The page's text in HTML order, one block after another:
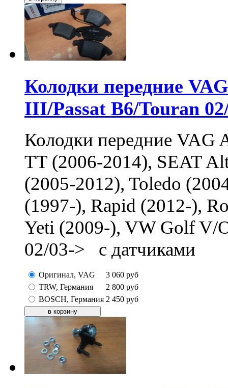
Колодки передние
III/Passat B6/Touran
Колодки передние VAG
TT (2006-2014), SEAT
(2005-2012), Toledo
(1997-), Rapid (2012-),
Yeti (2009-), VW Golf V/
02/03-> с датчиками
Оригинал, VAG 3 060 руб
TRW, Германия
2 800 руб
BOSCH, Германия 2 450 руб